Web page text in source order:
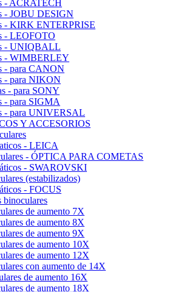
- ACRATECH
- JOBU DESIGN
- KIRK ENTERPRISE
- LEOFOTO
- UNIQBALL
- WIMBERLEY
- para CANON
- para NIKON
- para SONY
- para SIGMA
- para UNIVERSAL
Y ACCESORIOS
- LEICA
- ÓPTICA PARA COMETAS
- SWAROVSKI
(estabilizados)
- FOCUS
binoculares
de aumento 7X
de aumento 8X
de aumento 9X
de aumento 10X
de aumento 12X
con aumento de 14X
de aumento 16X
de aumento 18X